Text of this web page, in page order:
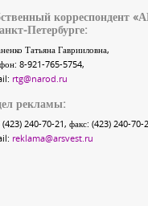
корреспондент
Петербурге:
Татьяна Гаврииловна,
8-921-765-5754,
rtg@narod.ru
рекламы:
(423) 240-70-21, факс: (423) 240-70-
reklama@arsvest.ru